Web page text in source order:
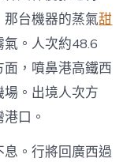
中
那台機器的蒸氣甜
。人次約48.6
，噴鼻港高鐵西
。出境人次方
口。
。行將回廣西過